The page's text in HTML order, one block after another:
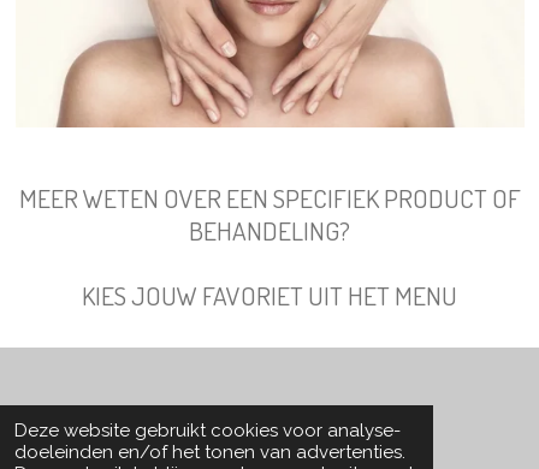
Deze website gebruikt cookies voor analyse-
doeleinden en/of het tonen van advertenties.
MEER WETEN OVER EEN SPECIFIEK PRODUCT OF
BEHANDELING?
KIES JOUW FAVORIET UIT HET MENU
© 2019 - 2026 Alissa Beaute Nederland